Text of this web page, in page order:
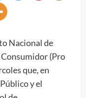
Nacional de
(Pro
que, en
y el